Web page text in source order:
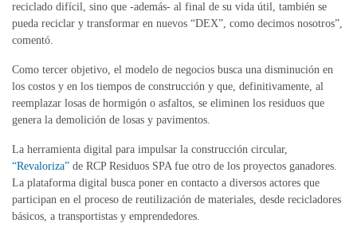
reciclado difícil, sino que -además- al final de su vida útil, también se
pueda reciclar y transformar en nuevos “DEX”, como decimos nosotros”,
comentó.
Como tercer objetivo, el modelo de negocios busca una disminución en
los costos y en los tiempos de construcción y que, definitivamente, al
reemplazar losas de hormigón o asfaltos, se eliminen los residuos que
genera la demolición de losas y pavimentos.
La herramienta digital para impulsar la construcción circular,
“Revaloriza” de RCP Residuos SPA fue otro de los proyectos ganadores.
La plataforma digital busca poner en contacto a diversos actores que
participan en el proceso de reutilización de materiales, desde recicladores
básicos, a transportistas y emprendedores.